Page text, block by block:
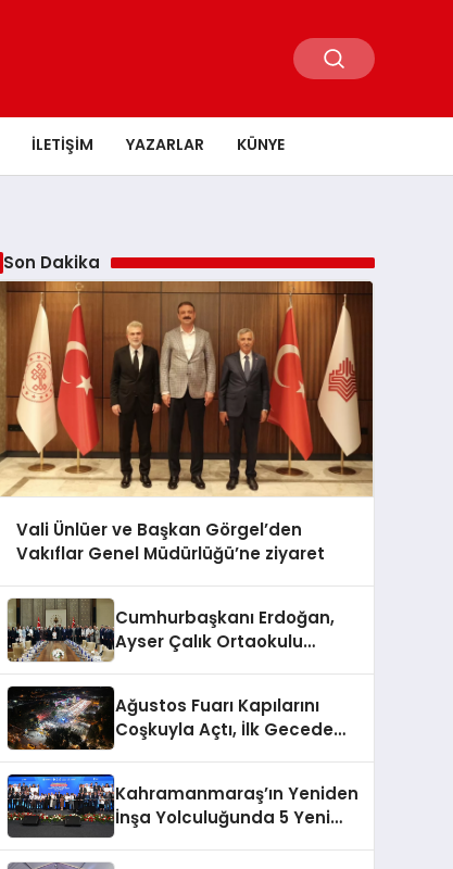
İLETIŞIM YAZARLAR KÜNYE
Son Dakika
Vali Ünlüer ve Başkan Görgel’den
Vakıflar Genel Müdürlüğü’ne ziyaret
Cumhurbaşkanı Erdoğan,
Ayser Çalık Ortaokulu
Ağustos Fuarı Kapılarını
Coşkuyla Açtı, İlk Gecede
Kahramanmaraş’ın Yeniden
İnşa Yolculuğunda 5 Yeni